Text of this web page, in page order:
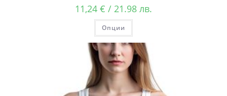
11,24 € / 21.98 лв.
Опции